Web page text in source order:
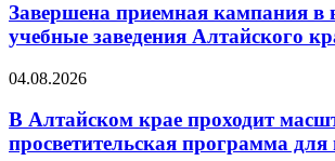
Завершена приемная кампания в
учебные заведения Алтайского
04.08.2026
В Алтайском крае проходит
просветительская программа